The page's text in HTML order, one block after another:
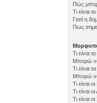
Πώς
Τι είναι
Γιατί η
Πως
Τι είναι
Μπορώ
Τι είναι
Μπορώ να
Τι είναι
Τι είναι
Τι είναι